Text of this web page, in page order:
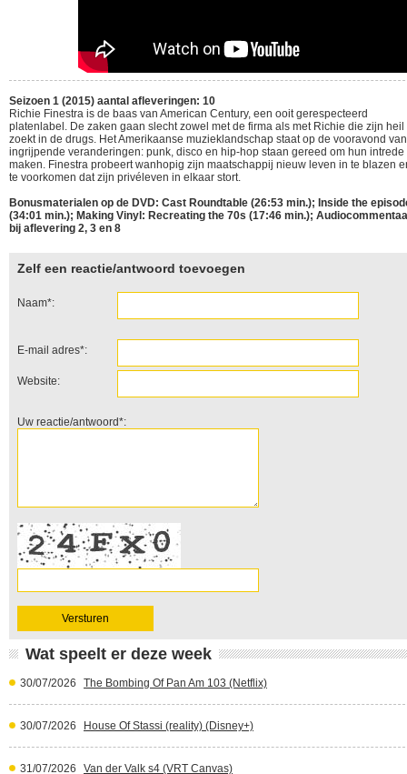
Seizoen 1 (2015) aantal afleveringen: 10
Richie Finestra is de baas van American Century, een ooit gerespecteerd
platenlabel. De zaken gaan slecht zowel met de firma als met Richie die zijn heil
zoekt in de drugs. Het Amerikaanse muzieklandschap staat op de vooravond van
ingrijpende veranderingen: punk, disco en hip-hop staan gereed om hun intrede
maken. Finestra probeert wanhopig zijn maatschappij nieuw leven in te blazen
te voorkomen dat zijn privéleven in elkaar stort.
Bonusmaterialen op de DVD: Cast Roundtable (26:53 min.); Inside the
(34:01 min.); Making Vinyl: Recreating the 70s (17:46 min.);
bij aflevering 2, 3 en 8
Zelf een reactie/antwoord toevoegen
Naam*:
E-mail adres*:
Website:
Uw reactie/antwoord*:
Wat speelt er deze week
30/07/2026 The Bombing Of Pan Am 103 (Netflix)
30/07/2026 House Of Stassi (reality) (Disney+)
31/07/2026 Van der Valk s4 (VRT Canvas)